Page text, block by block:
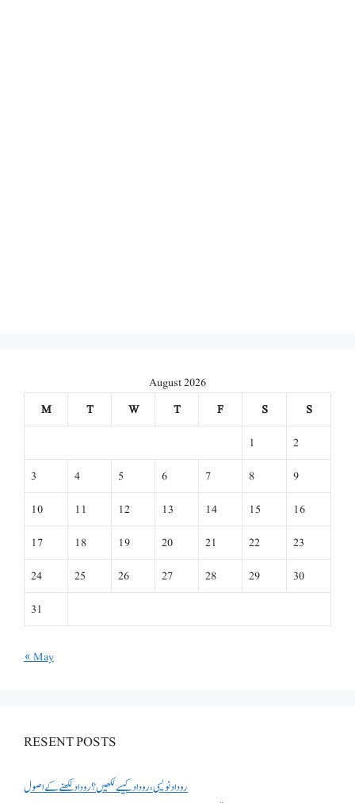
August 2026
M
T W T F S
S
1
2
3
4 5 6 7 8
9
10
11 12 13 14 15
16
17
18 19 20 21 22
23
24
25 26 27 28 29
30
31
« May
RESENT POSTS
روداد نویسی ،روداد کیسے لکھیں؟ روداد لکھنے کے اصول